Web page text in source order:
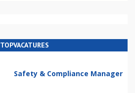
TOPVACATURES
Safety & Compliance Manager